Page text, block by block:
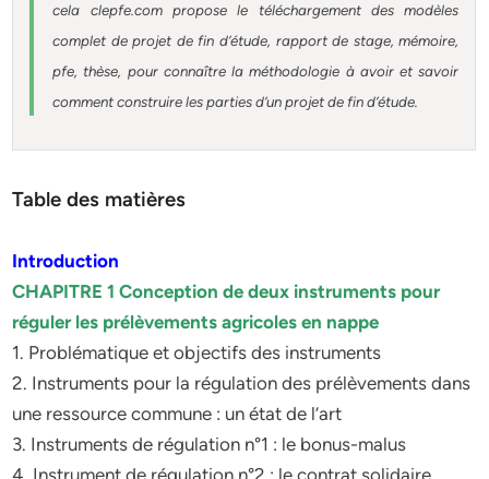
cela clepfe.com propose le téléchargement des modèles
complet de projet de fin d’étude, rapport de stage, mémoire,
pfe, thèse, pour connaître la méthodologie à avoir et savoir
comment construire les parties d’un projet de fin d’étude.
Table des matières
Introduction
CHAPITRE 1 Conception de deux instruments pour
réguler les prélèvements agricoles en nappe
1. Problématique et objectifs des instruments
2. Instruments pour la régulation des prélèvements dans
une ressource commune : un état de l’art
3. Instruments de régulation n°1 : le bonus-malus
4. Instrument de régulation n°2 : le contrat solidaire